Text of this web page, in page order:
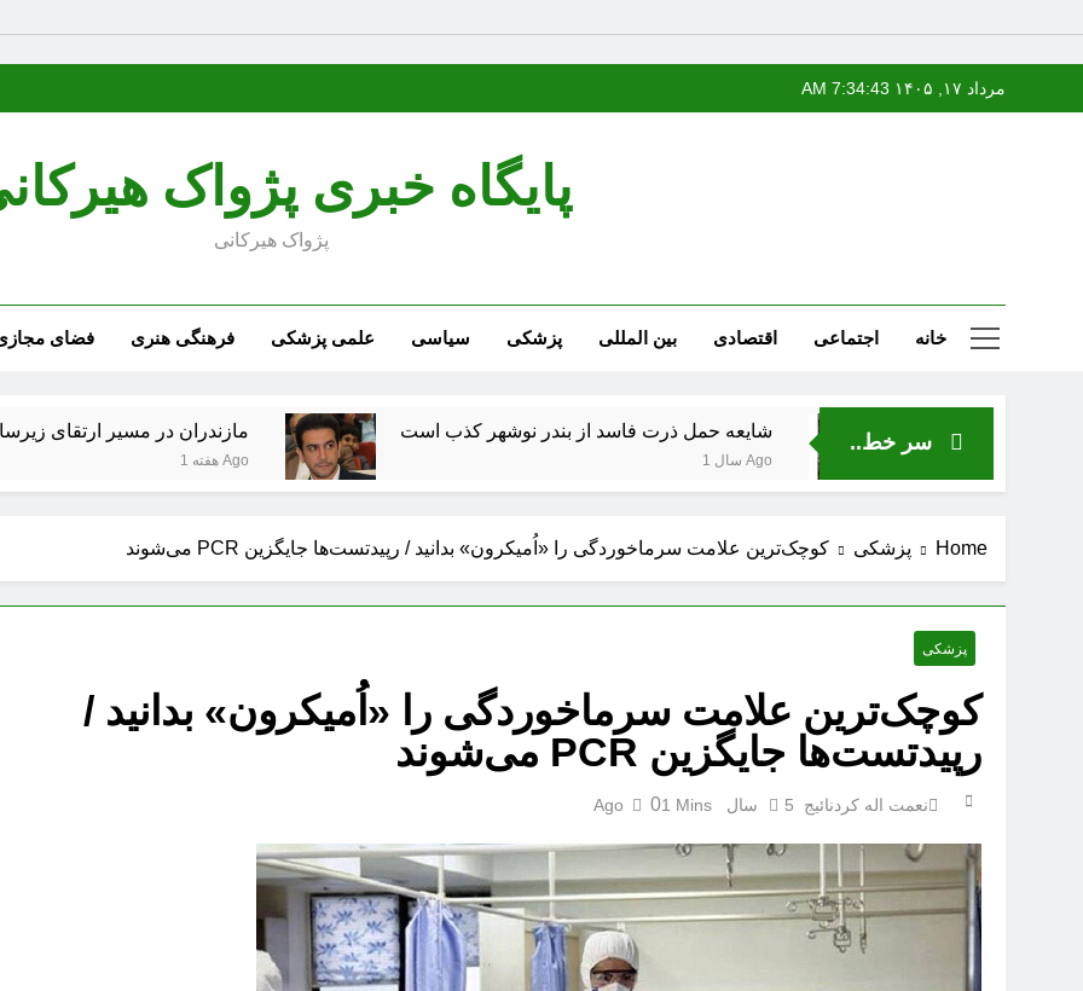
مرداد ۱۷, ۱۴۰۵ 7:34:44 AM
پایگاه خبری پژواک
پژواک هیرکانی
خانه اجتماعی اقتصادی بین المللی پزشکی سیاسی علمی پزشکی فرهنگی هنری فضای
سر خط.. مازندران در مسیر ارتقای زیرساخت‌های
1 هفته Ago
شایعه حمل ذرت فاسد از بندر نوشهر کذب است
Home پزشکی کوچک‌ترین علامت سرماخوردگی را «اُمیکرون» بدانید / رپیدتست‌ها جایگزین PCR می‌شوند
پزشکی
کوچک‌ترین علامت سرماخوردگی را «اُمیکرون» بدانید /
رپیدتست‌ها جایگزین PCR می‌شوند
نعمت اله کردنائیج 5 سال Ago 01 Mins